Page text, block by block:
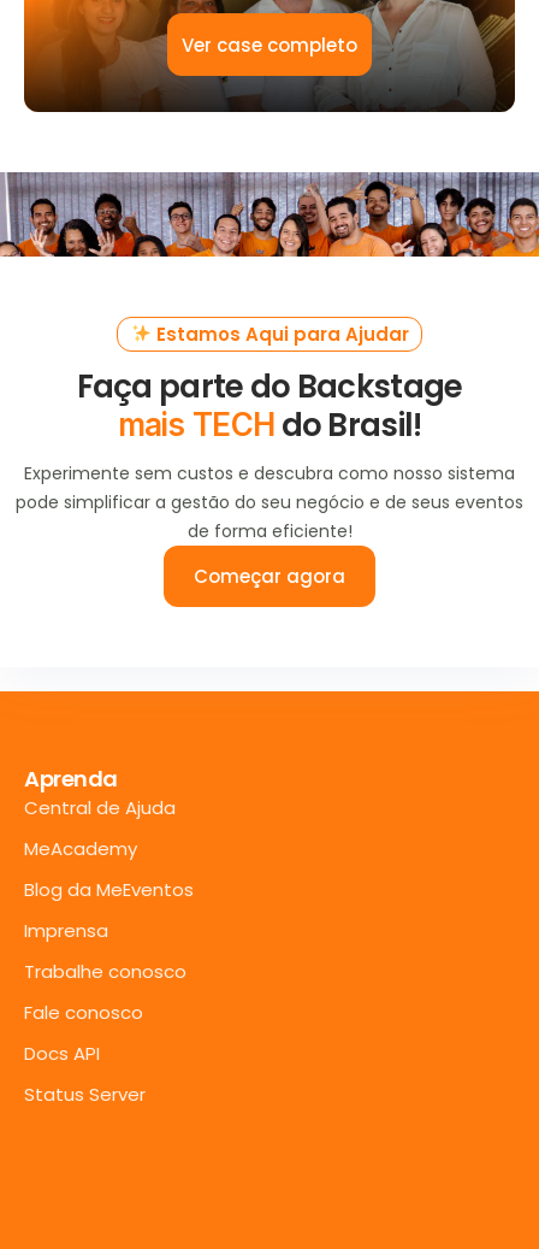
Ver case completo
Estamos Aqui para Ajudar
Faça parte do Backstage
mais TECH do Brasil!
Experimente sem custos e descubra como nosso sistema
pode simplificar a gestão do seu negócio e de seus eventos
de forma eficiente!
Começar agora
Aprenda
Central de Ajuda
MeAcademy
Blog da MeEventos
Imprensa
Trabalhe conosco
Fale conosco
Docs API
Status Server